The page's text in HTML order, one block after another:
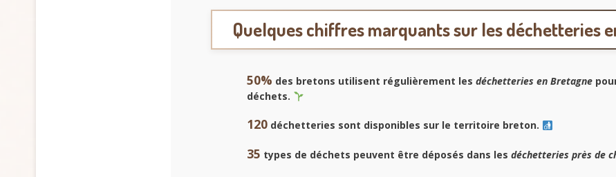
Quelques chiffres marquants sur les déchetteries
50% des bretons utilisent régulièrement les déchetteries en Bretagne
déchets.
120 déchetteries sont disponibles sur le territoire breton.
35 types de déchets peuvent être déposés dans les déchetteries près de